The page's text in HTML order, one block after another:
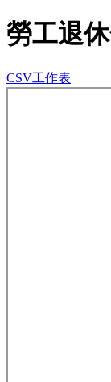
勞工退
CSV工作表